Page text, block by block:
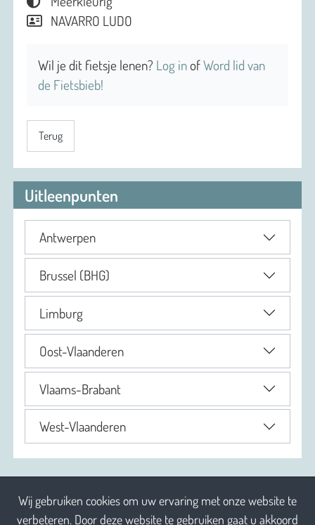
Wij gebruiken cookies om uw ervaring met onze website te
verbeteren. Door deze website te gebruiken gaat u akkoord
NAVARRO LUDO
Wil je dit fietsje lenen? Log inofWord lid van
de Fietsbieb!
Terug
Uitleenpunten
Antwerpen
Brussel (BHG)
Limburg
Oost-Vlaanderen
Vlaams-Brabant
West-Vlaanderen